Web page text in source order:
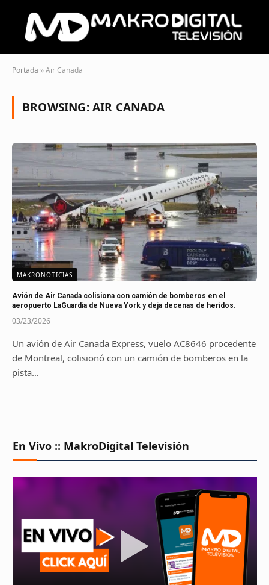
Portada »Air Canada
BROWSING:AIR CANADA
MAKRONOTICIAS
Avión de Air Canada colisiona con camión de bomberos en el
aeropuerto LaGuardia de Nueva York y deja decenas de heridos.
03/23/2026
Un avión de Air Canada Express, vuelo AC8646 procedente
de Montreal, colisionó con un camión de bomberos en la
pista…
En Vivo :: MakroDigital Televisión